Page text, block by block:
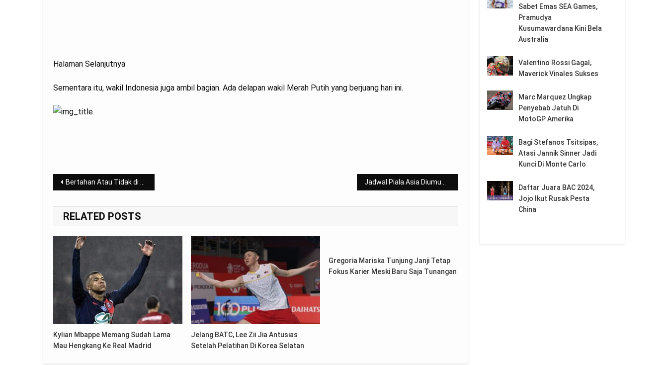
Halaman Selanjutnya
Sementara itu, wakil Indonesia juga ambil bagian. Ada delapan wakil Merah Putih yang berjuang hari ini.
Post
navigation
Bertahan Atau Tidak di Napoli, Tanguy Ndombele Pasrah ke Tottenham Jadwal Piala Asia Diumumkan, Tottenham Siap Ditinggalkan Son
RELATED POSTS
Kylian Mbappe Memang Sudah Lama
Mau Hengkang Ke Real Madrid
Jelang BATC, Lee Zii Jia Antusias
Setelah Pelatihan Di Korea Selatan
Gregoria Mariska Tunjung Janji Tetap
Fokus Karier Meski Baru Saja Tunangan
Sabet Emas SEA Games,
Pramudya
Kusumawardana Kini Bela
Australia
Valentino Rossi Gagal,
Maverick Vinales Sukses
Marc Marquez Ungkap
Penyebab Jatuh Di
MotoGP Amerika
Bagi Stefanos Tsitsipas,
Atasi Jannik Sinner Jadi
Kunci Di Monte Carlo
Daftar Juara BAC 2024,
Jojo Ikut Rusak Pesta
China